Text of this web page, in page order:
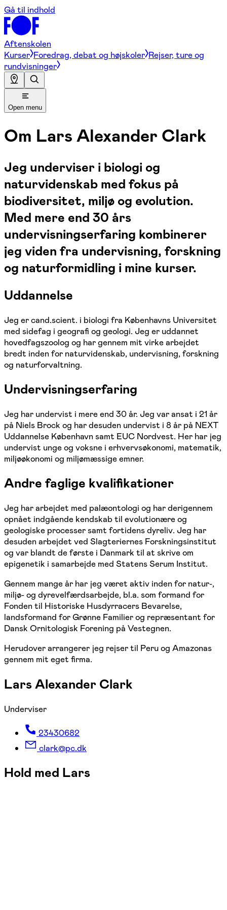
Gå til indhold
Aftenskolen
Kurser Foredrag, debat og højskoler Rejser, ture og
rundvisninger
Open menu
Om Lars Alexander Clark
Jeg underviser i biologi og
naturvidenskab med fokus på
biodiversitet, miljø og evolution.
Med mere end 30 års
undervisningserfaring kombinerer
jeg viden fra undervisning, forskning
og naturformidling i mine kurser.
Uddannelse
Jeg er cand.scient. i biologi fra Københavns Universitet
med sidefag i geografi og geologi. Jeg er uddannet
hovedfagszoolog og har gennem mit virke arbejdet
bredt inden for naturvidenskab, undervisning, forskning
og naturforvaltning.
Undervisningserfaring
Jeg har undervist i mere end 30 år. Jeg var ansat i 21 år
på Niels Brock og har desuden undervist i 8 år på NEXT
Uddannelse København samt EUC Nordvest. Her har jeg
undervist unge og voksne i erhvervsøkonomi, matematik,
miljøøkonomi og miljømæssige emner.
Andre faglige kvalifikationer
Jeg har arbejdet med palæontologi og har derigennem
opnået indgående kendskab til evolutionære og
geologiske processer samt fortidens dyreliv. Jeg har
desuden arbejdet ved Slagteriernes Forskningsinstitut
og var blandt de første i Danmark til at skrive om
epigenetik i samarbejde med Statens Serum Institut.
Gennem mange år har jeg været aktiv inden for natur-,
miljø- og dyrevelfærdsarbejde, bl.a. som formand for
Fonden til Historiske Husdyrracers Bevarelse,
landsformand for Grønne Familier og repræsentant for
Dansk Ornitologisk Forening på Vestegnen.
Herudover arrangerer jeg rejser til Peru og Amazonas
gennem mit eget firma.
Lars Alexander Clark
Underviser
23430682
clark@pc.dk
Hold med Lars